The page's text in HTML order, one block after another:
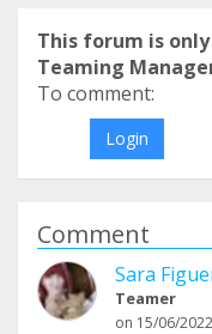
This forum is
Teaming
To comment:
Login
Comment
Sara
Teamer
on 15/06/